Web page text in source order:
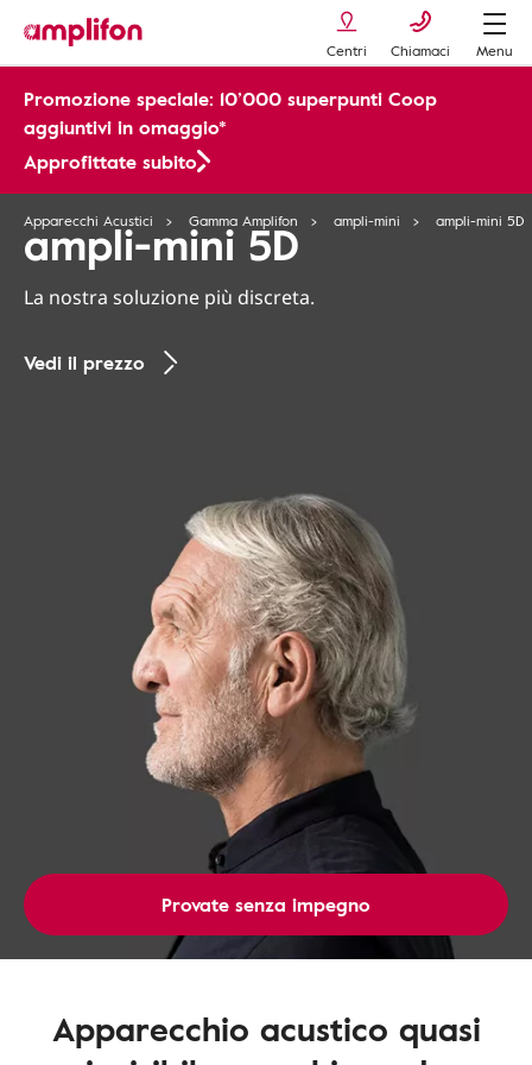
Centri Chiamaci Menu
Promozione speciale: 10’000 superpunti Coop
aggiuntivi in omaggio*
Approfittate subito
Apparecchi Acustici Gamma Amplifon ampli-mini ampli-mini 5D
ampli-mini 5D
La nostra soluzione più discreta.
Vedi il prezzo
Provate senza impegno
Apparecchio acustico quasi